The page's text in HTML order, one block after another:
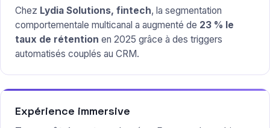
Chez Lydia Solutions, fintech, la segmentation
comportementale multicanal a augmenté de 23 % le
taux de rétention en 2025 grâce à des triggers
automatisés couplés au CRM.
Expérience immersive